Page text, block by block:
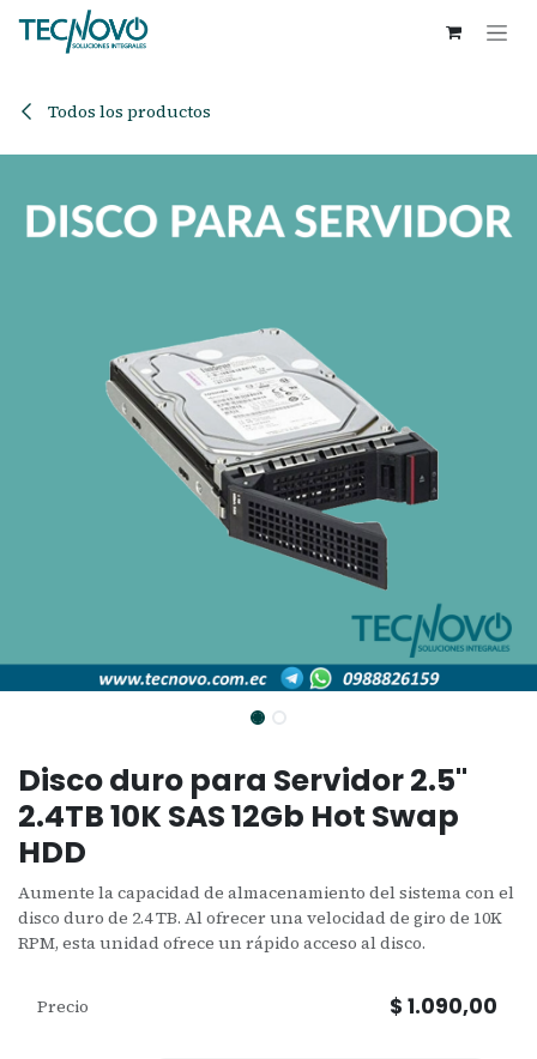
Ir al contenido
Todos los productos
Disco duro para Servidor 2.5"
2.4TB 10K SAS 12Gb Hot Swap
HDD
Aumente la capacidad de almacenamiento del sistema con el
disco duro de 2.4 TB. Al ofrecer una velocidad de giro de 10K
RPM, esta unidad ofrece un rápido acceso al disco.
Precio $ 1.090,00